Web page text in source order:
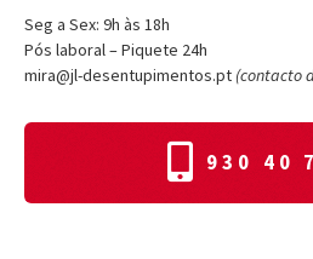
Seg a Sex: 9h às 18h
Pós laboral – Piquete 24h
mira@jl-desentupimentos.pt (contacto
930 40